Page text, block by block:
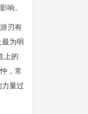
响。
刃有
为明
上的
，常
量过